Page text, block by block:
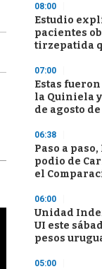
08:00
Estudio
pacientes
tirzepatida
07:00
Estas
la Quiniela
de agosto de
06:38
Paso a
podio de
el
06:00
Unidad
UI este
pesos
05:00